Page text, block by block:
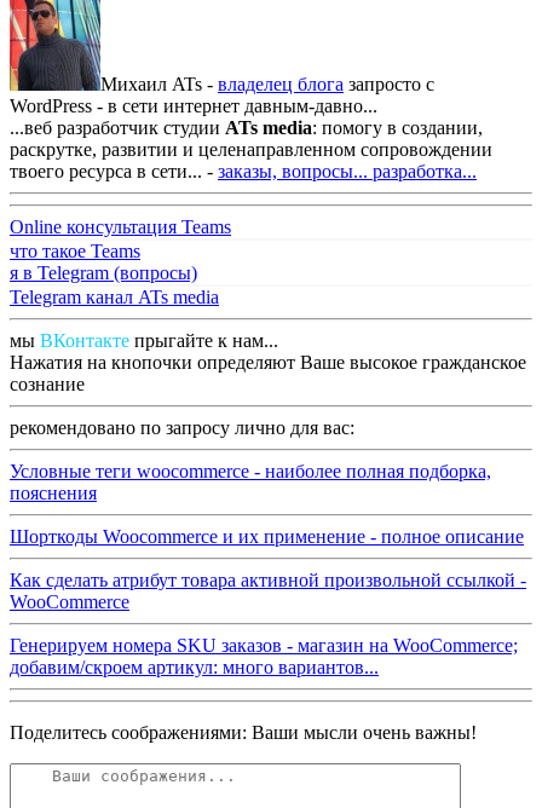
Михаил ATs - владелец блога запросто с
WordPress - в сети интернет давным-давно...
...веб разработчик студии ATs media: помогу в создании,
раскрутке, развитии и целенаправленном сопровождении
твоего ресурса в сети... - заказы, вопросы... разработка...
Online консультация Teams
что такое Teams
я в Telegram (вопросы)
Telegram канал ATs media
мы ВКонтакте прыгайте к нам...
Нажатия на кнопочки определяют Ваше высокое гражданское
сознание
рекомендовано по запросу лично для вас:
Условные теги woocommerce - наиболее полная подборка,
пояснения
Шорткоды Woocommerce и их применение - полное описание
Как сделать атрибут товара активной произвольной ссылкой -
WooCommerce
Генерируем номера SKU заказов - магазин на WooCommerce;
добавим/скроем артикул: много вариантов...
Поделитесь соображениями: Ваши мысли очень важны!